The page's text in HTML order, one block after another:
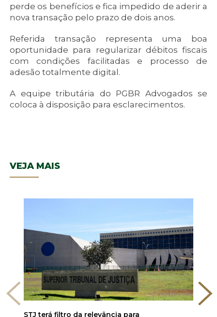
perde os benefícios e fica impedido de aderir a
nova transação pelo prazo de dois anos.
Referida transação representa uma boa
oportunidade para regularizar débitos fiscais
com condições facilitadas e processo de
adesão totalmente digital.
A equipe tributária do PGBR Advogados se
coloca à disposição para esclarecimentos.
VEJA MAIS
STJ terá filtro da relevância para